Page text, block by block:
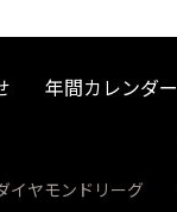
年間カレンダー
イヤモンドリーグ